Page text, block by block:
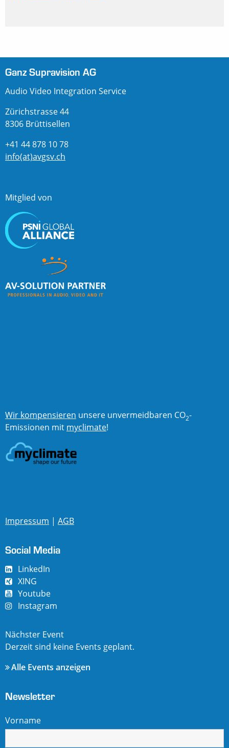
Ganz Supravision AG
Audio Video Integration Service
Zürichstrasse 44
8306 Brüttisellen
+41 44 878 10 78
info(at)avgsv.ch
Mitglied von
Wir kompensieren unsere unvermeidbaren CO2-
Emissionen mit myclimate!
Impressum | AGB
Social Media
LinkedIn
XING
Youtube
Instagram
Nächster Event
Derzeit sind keine Events geplant.
Alle Events anzeigen
Newsletter
Vorname